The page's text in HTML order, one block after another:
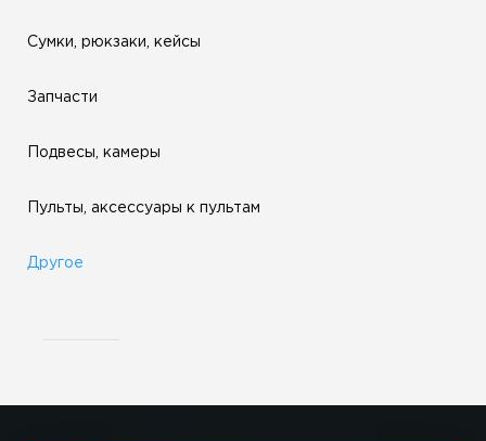
Сумки, рюкзаки, кейсы
Запчасти
Подвесы, камеры
Пульты, аксессуары к пультам
Другое